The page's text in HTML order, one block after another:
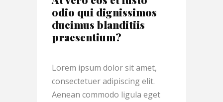
odio qui dignissimos
ducimus blanditiis
praesentium?
Lorem ipsum dolor sit amet,
consectetuer adipiscing elit.
Aenean commodo ligula eget